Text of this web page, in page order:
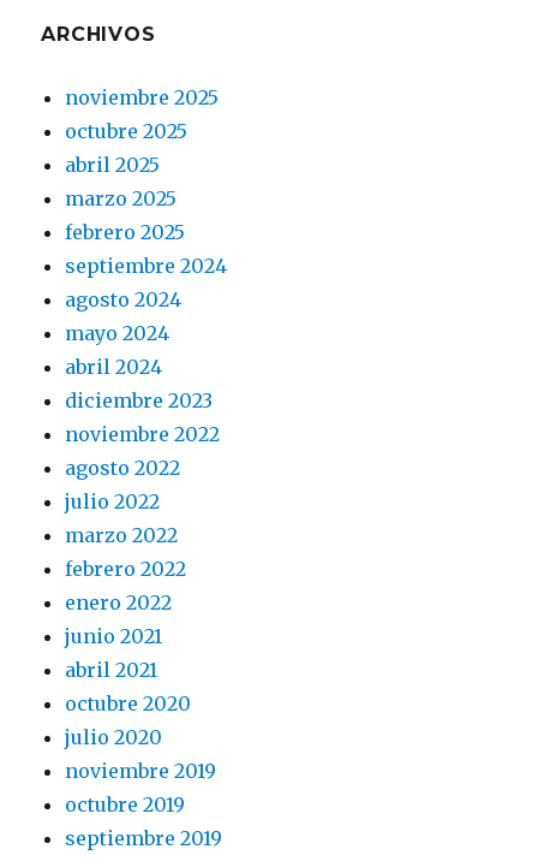
ARCHIVOS
noviembre 2025
octubre 2025
abril 2025
marzo 2025
febrero 2025
septiembre 2024
agosto 2024
mayo 2024
abril 2024
diciembre 2023
noviembre 2022
agosto 2022
julio 2022
marzo 2022
febrero 2022
enero 2022
junio 2021
abril 2021
octubre 2020
julio 2020
noviembre 2019
octubre 2019
septiembre 2019